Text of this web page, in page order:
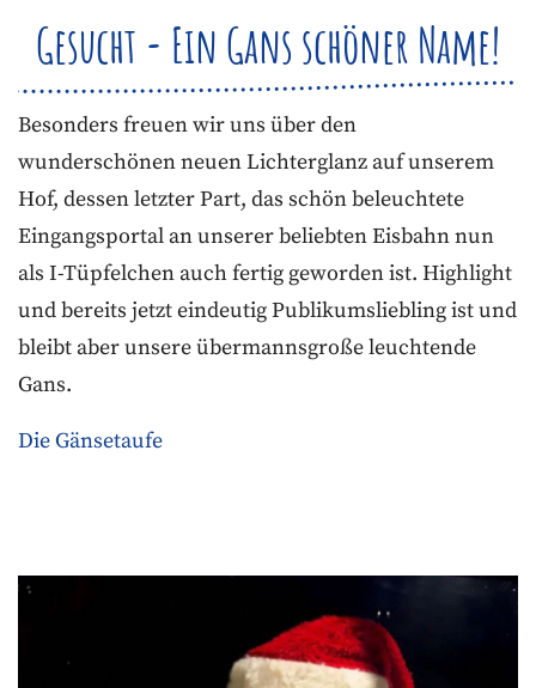
Gesucht - Ein Gans schöner Name!
Besonders freuen wir uns über den
wunderschönen neuen Lichterglanz auf unserem
Hof, dessen letzter Part, das schön beleuchtete
Eingangsportal an unserer beliebten Eisbahn nun
als I-Tüpfelchen auch fertig geworden ist. Highlight
und bereits jetzt eindeutig Publikumsliebling ist und
bleibt aber unsere übermannsgroße leuchtende
Gans.
Die Gänsetaufe